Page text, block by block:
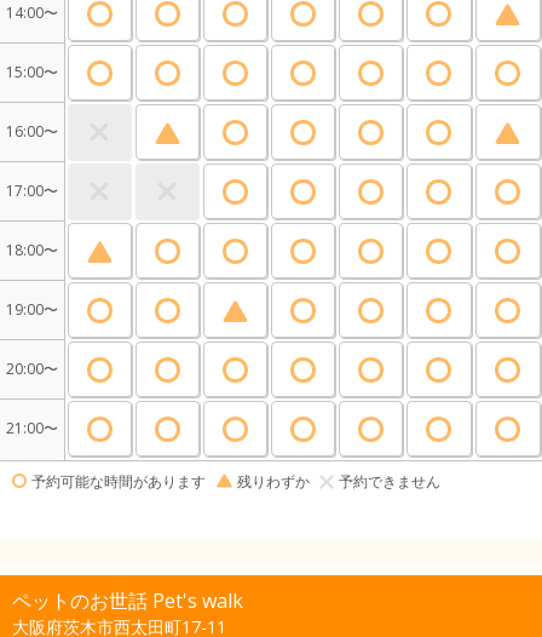
14:00〜
15:00〜
16:00〜
17:00〜
18:00〜
19:00〜
20:00〜
21:00〜
予約可能な時間があります 残りわずか 予約できません
ペットのお世話 Pet's walk
大阪府茨木市西太田町17-11